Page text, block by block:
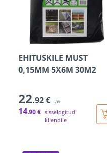
EHITUSKILE MUST
0,15MM 5X6M 30M2
22.92 € /tk
14.90 € sisselogitud
kliendile